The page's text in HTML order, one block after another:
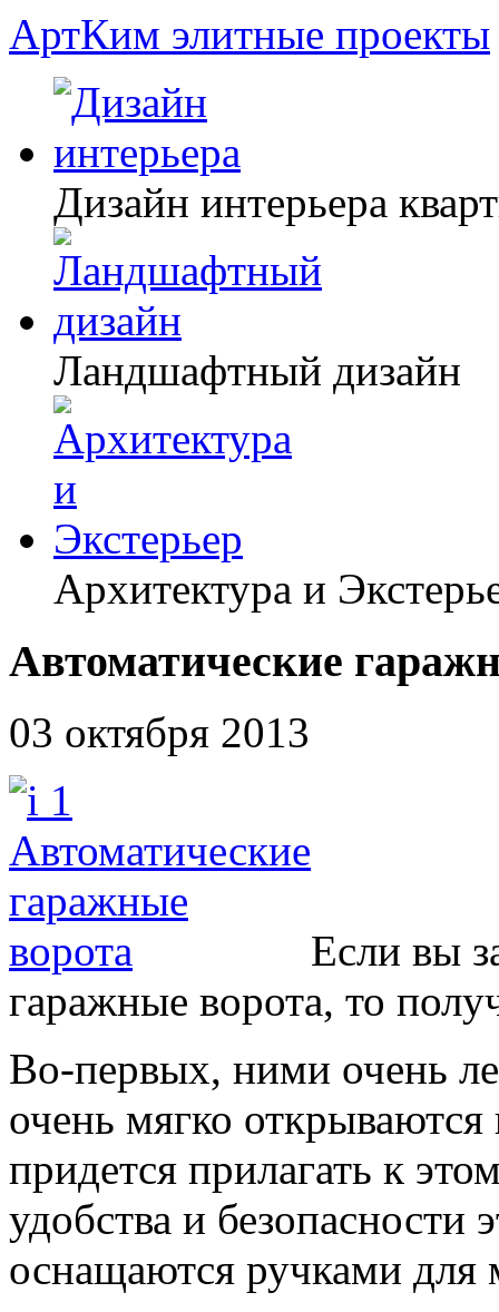
АртКим элитные проекты
Дизайн интерьера
Ландшафтный дизайн
Архитектура и
Автоматические
03 октября 2013
Если вы
гаражные ворота, то
Во-первых, ними очень
очень мягко
придется прилагать к
удобства и безопасности
оснащаются ручками для